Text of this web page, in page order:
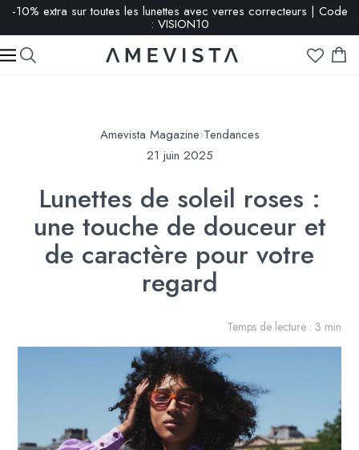
-10% extra sur toutes les lunettes avec verres correcteurs | Code
: VISION10
Amevista Magazine›Tendances
21 juin 2025
Lunettes de soleil roses :
une touche de douceur et
de caractère pour votre
regard
Temps de lecture : 3 min